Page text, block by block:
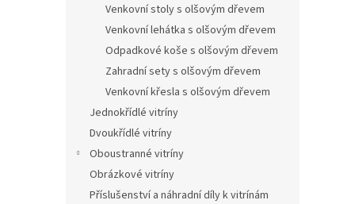
Venkovní stoly s olšovým dřevem
Venkovní lehátka s olšovým dřevem
Odpadkové koše s olšovým dřevem
Zahradní sety s olšovým dřevem
Venkovní křesla s olšovým dřevem
Jednokřídlé vitríny
Dvoukřídlé vitríny
Oboustranné vitríny
Obrázkové vitríny
Příslušenství a náhradní díly k vitrínám